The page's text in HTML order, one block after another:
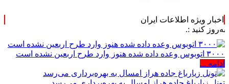
اخبار ویژه اطلاعات ایران
:.
۳۰۰۰ اتوبوس وعده داده شده هنوز وارد طرح اربعین نشده است
ادامه ...